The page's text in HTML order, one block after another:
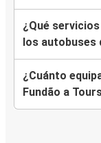
¿Qué
los autobuses
¿Cuánto
Fundão a